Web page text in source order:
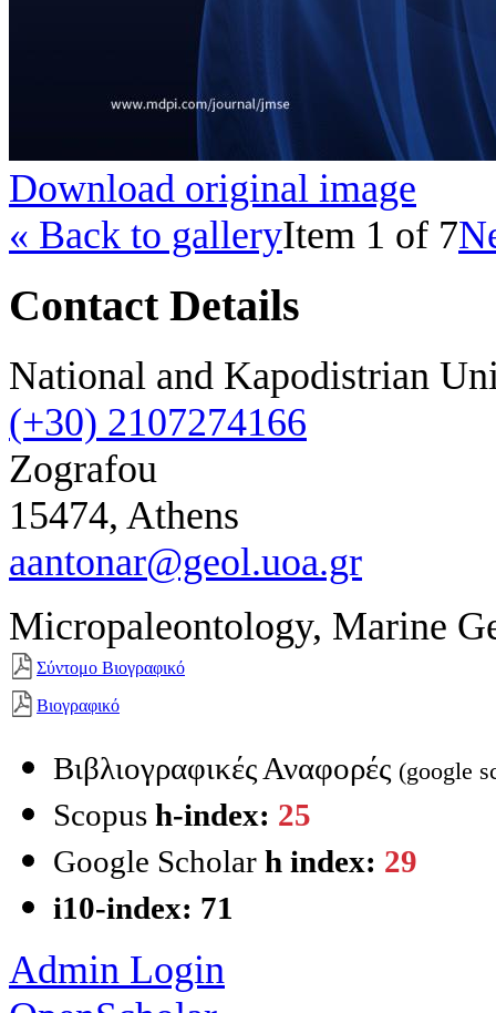
Download original image
« Back to galleryItem 1 of 7
Contact Details
National and Kapodistrian
(+30) 2107274166
Zografou
15474, Athens
aantonar@geol.uoa.gr
Micropaleontology, Marine
Σύντομο Βιογραφικό
Βιογραφικό
Βιβλιογραφικές Αναφορές (google
Scopus h-index: 25
Google Scholar h index: 29
i10-index: 71
Admin Login